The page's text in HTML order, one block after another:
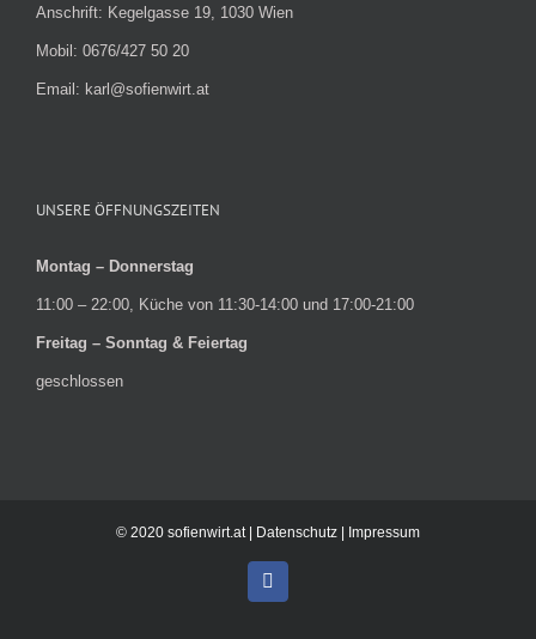
Anschrift: Kegelgasse 19, 1030 Wien
Mobil: 0676/427 50 20
Email: karl@sofienwirt.at
UNSERE ÖFFNUNGSZEITEN
Montag – Donnerstag
11:00 – 22:00, Küche von 11:30-14:00 und 17:00-21:00
Freitag – Sonntag & Feiertag
geschlossen
© 2020 sofienwirt.at | Datenschutz Impressum